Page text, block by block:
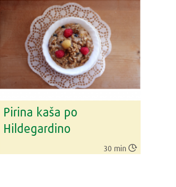
Pirina kaša po
Hildegardino
30 min 